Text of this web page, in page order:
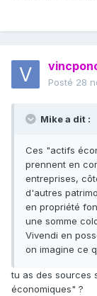
Posté 28
Mike a dit :
Ces "actifs
prennent en
entreprises,
d'autres
en propriété
une somme
Vivendi en
on imagine ce
tu as des sources
économiques" ?